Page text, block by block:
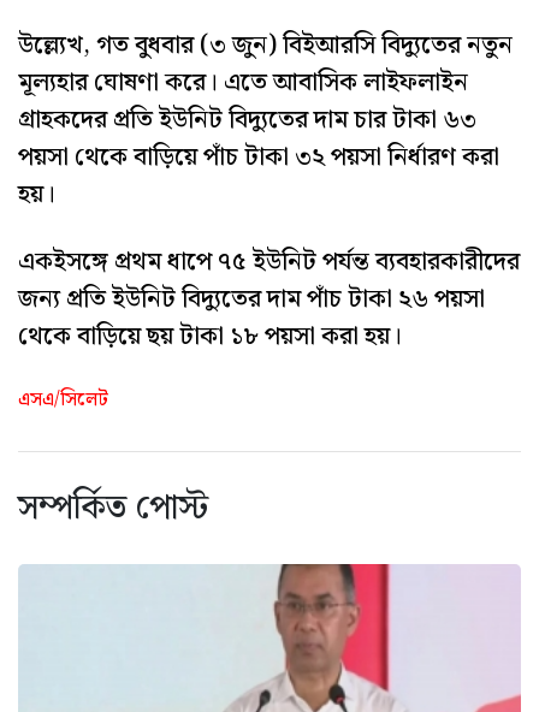
উল্ল্যেখ, গত বুধবার (৩ জুন) বিইআরসি বিদ্যুতের নতুন
মূল্যহার ঘোষণা করে। এতে আবাসিক লাইফলাইন
গ্রাহকদের প্রতি ইউনিট বিদ্যুতের দাম চার টাকা ৬৩
পয়সা থেকে বাড়িয়ে পাঁচ টাকা ৩২ পয়সা নির্ধারণ করা
হয়।
একইসঙ্গে প্রথম ধাপে ৭৫ ইউনিট পর্যন্ত ব্যবহারকারীদের
জন্য প্রতি ইউনিট বিদ্যুতের দাম পাঁচ টাকা ২৬ পয়সা
থেকে বাড়িয়ে ছয় টাকা ১৮ পয়সা করা হয়।
এসএ/সিলেট
সম্পর্কিত পোস্ট